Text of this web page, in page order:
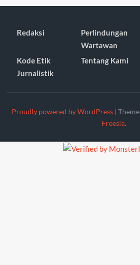
Redaksi
Perlindungan
Wartawan
Kode Etik
Jurnalistik
Tentang Kami
Proudly powered by WordPress |
Freesia.